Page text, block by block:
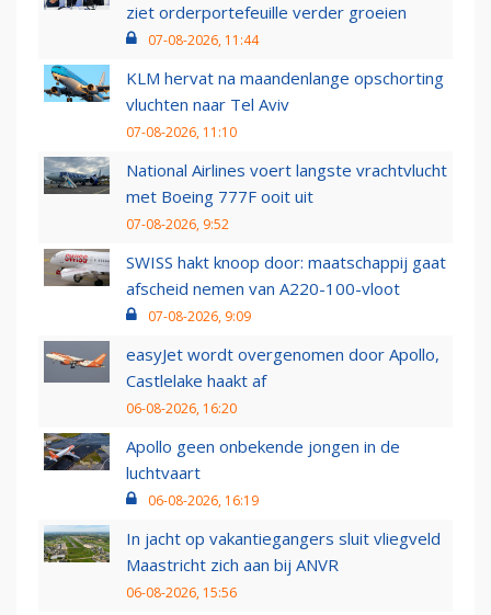
ziet orderportefeuille verder groeien
07-08-2026, 11:44
KLM hervat na maandenlange opschorting
vluchten naar Tel Aviv
07-08-2026, 11:10
National Airlines voert langste vrachtvlucht
met Boeing 777F ooit uit
07-08-2026, 9:52
SWISS hakt knoop door: maatschappij gaat
afscheid nemen van A220-100-vloot
07-08-2026, 9:09
easyJet wordt overgenomen door Apollo,
Castlelake haakt af
06-08-2026, 16:20
Apollo geen onbekende jongen in de
luchtvaart
06-08-2026, 16:19
In jacht op vakantiegangers sluit vliegveld
Maastricht zich aan bij ANVR
06-08-2026, 15:56